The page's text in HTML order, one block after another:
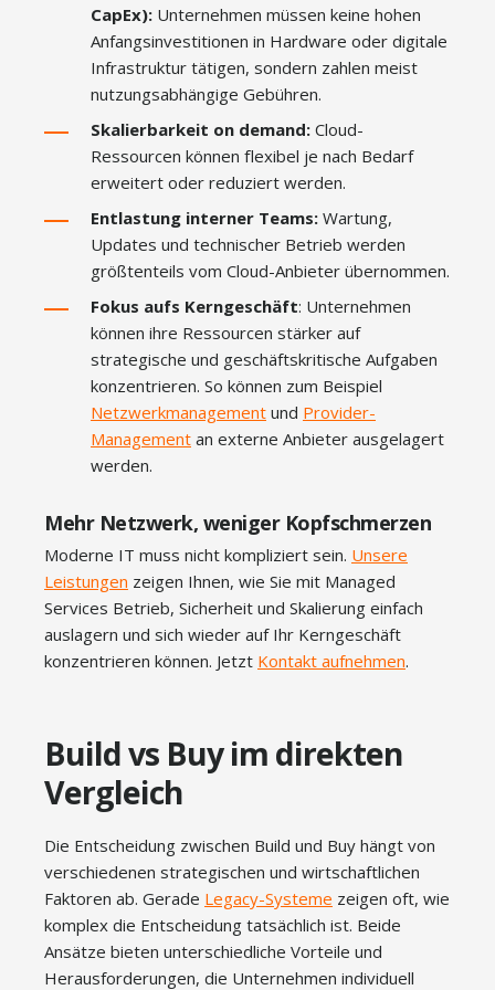
CapEx): Unternehmen müssen keine hohen
Anfangsinvestitionen in Hardware oder digitale
Infrastruktur tätigen, sondern zahlen meist
nutzungsabhängige Gebühren.
Skalierbarkeit on demand: Cloud-
Ressourcen können flexibel je nach Bedarf
erweitert oder reduziert werden.
Entlastung interner Teams: Wartung,
Updates und technischer Betrieb werden
größtenteils vom Cloud-Anbieter übernommen.
Fokus aufs Kerngeschäft: Unternehmen
können ihre Ressourcen stärker auf
strategische und geschäftskritische Aufgaben
konzentrieren. So können zum Beispiel
Netzwerkmanagement und Provider-
Management an externe Anbieter ausgelagert
werden.
Mehr Netzwerk, weniger Kopfschmerzen
Moderne IT muss nicht kompliziert sein. Unsere
Leistungen zeigen Ihnen, wie Sie mit Managed
Services Betrieb, Sicherheit und Skalierung einfach
auslagern und sich wieder auf Ihr Kerngeschäft
konzentrieren können. Jetzt Kontakt aufnehmen.
Build vs Buy im direkten
Vergleich
Die Entscheidung zwischen Build und Buy hängt von
verschiedenen strategischen und wirtschaftlichen
Faktoren ab. Gerade Legacy-Systeme zeigen oft, wie
komplex die Entscheidung tatsächlich ist. Beide
Ansätze bieten unterschiedliche Vorteile und
Herausforderungen, die Unternehmen individuell